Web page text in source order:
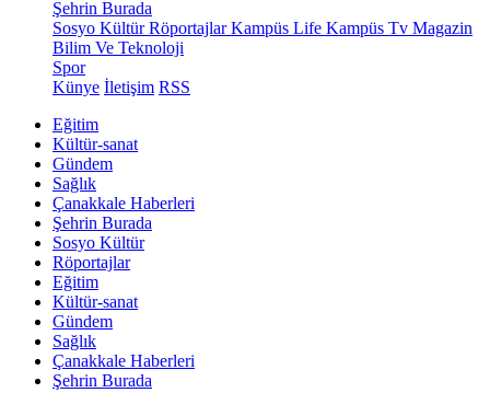
Şehrin Burada
Sosyo KültürRöportajlarKampüs Life Kampüs Tv Magazin
Bilim Ve Teknoloji
Spor
Künye İletişim RSS
Eğitim
Kültür-sanat
Gündem
Sağlık
Çanakkale Haberleri
Şehrin Burada
Sosyo Kültür
Röportajlar
Eğitim
Kültür-sanat
Gündem
Sağlık
Çanakkale Haberleri
Şehrin Burada